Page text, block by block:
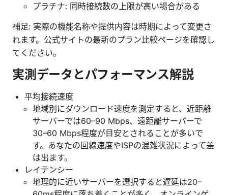
プラチナ: 同時接続数の上限が高い場合がある
補足: 実際の機能名称や提供内容は時期によって変更さ
れます。公式サイトの最新のプラン比較ページを確認し
てください。
実測データとパフォーマンス解説
平均接続速度
地域別にダウンロード速度を測定すると、近距離
サーバーでは60–90 Mbps、遠距離サーバーで
30–60 Mbps程度が目安とされることが多いで
す。あなたの回線速度やISPの混雑状況によって差
は出ます。
レイテンシー
地理的に近いサーバーを選択すると遅延は20–